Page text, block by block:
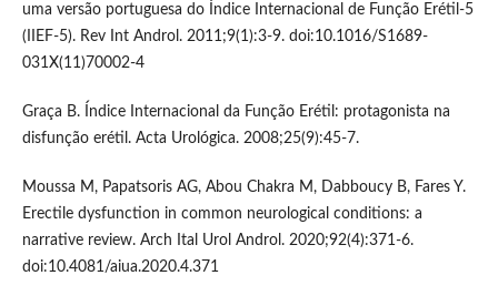
uma versão portuguesa do Índice Internacional de Função Erétil-5
(IIEF-5). Rev Int Androl. 2011;9(1):3-9. doi:10.1016/S1689-
031X(11)70002-4
Graça B. Índice Internacional da Função Erétil: protagonista na
disfunção erétil. Acta Urológica. 2008;25(9):45-7.
Moussa M, Papatsoris AG, Abou Chakra M, Dabboucy B, Fares Y.
Erectile dysfunction in common neurological conditions: a
narrative review. Arch Ital Urol Androl. 2020;92(4):371-6.
doi:10.4081/aiua.2020.4.371